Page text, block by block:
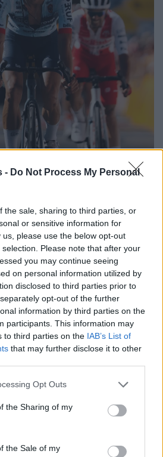
- Do Not Process My Personal
the sale, sharing to third parties, or
or sensitive information for
please use the below opt-out
Please note that after your
you may continue seeing
on personal information utilized by
disclosed to third parties prior to
opt-out of the further
information by third parties on the
participants. This information may
to third parties on the IAB’s List of
that may further disclose it to other
Opt Outs
the Sharing of my
the Sale of my
do dia